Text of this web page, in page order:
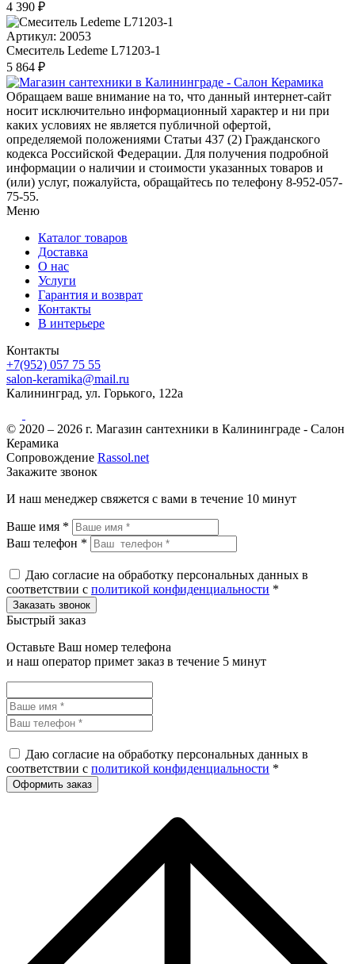
4 390 ₽
Артикул: 20053
Смеситель Ledeme L71203-1
5 864 ₽
Обращаем ваше внимание на то, что данный интернет-сайт
носит исключительно информационный характер и ни при
каких условиях не является публичной офертой,
определяемой положениями Статьи 437 (2) Гражданского
кодекса Российской Федерации. Для получения подробной
информации о наличии и стоимости указанных товаров и
(или) услуг, пожалуйста, обращайтесь по телефону 8-952-057-
75-55.
Меню
Каталог товаров
Доставка
О нас
Услуги
Гарантия и возврат
Контакты
В интерьере
Контакты
+7(952) 057 75 55
salon-keramika@mail.ru
Калининград, ул. Горького, 122а
© 2020 – 2026 г. Магазин сантехники в Калининграде - Салон
Керамика
Сопровождение Rassol.net
Закажите звонок
И наш менеджер свяжется с вами в течение 10 минут
Ваше имя *
Ваш телефон *
Даю согласие на обработку персональных данных в
соответствии с политикой конфиденциальности *
Быстрый заказ
Оставьте Ваш номер телефона
и наш оператор примет заказ в течение 5 минут
Даю согласие на обработку персональных данных в
соответствии с политикой конфиденциальности *